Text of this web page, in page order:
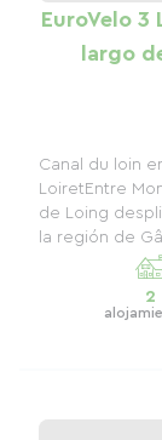
EuroVelo 3
largo
Canal du loin
LoiretEntre
de Loing
la región de
2